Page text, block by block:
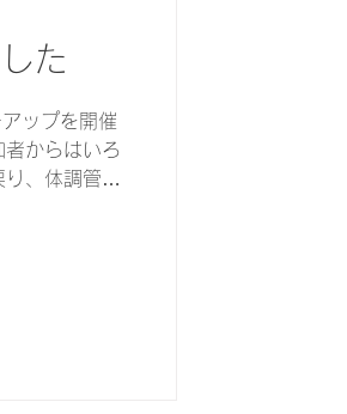
た
ップを開催
者からはいろ
、体調管理